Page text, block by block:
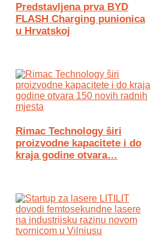
Predstavljena prva BYD
FLASH Charging punionica
u Hrvatskoj
Rimac Technology širi
proizvodne kapacitete i do
kraja godine otvara…